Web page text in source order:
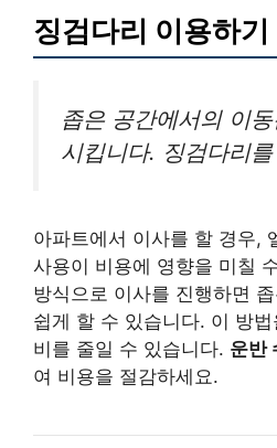
징검다리 이용하기
좁은 공간에서의 이
시킵니다. 징검다리
아파트에서 이사를 할 경우,
사용이 비용에 영향을 미칠
방식으로 이사를 진행하면
쉽게 할 수 있습니다. 이 방
비를 줄일 수 있습니다. 운반
여 비용을 절감하세요.